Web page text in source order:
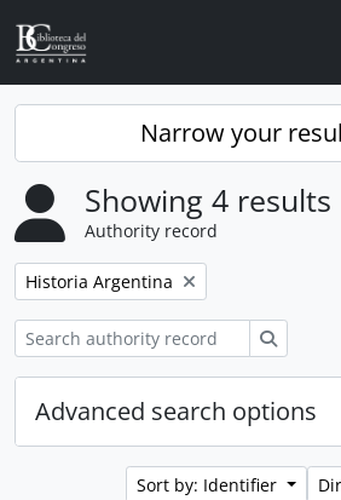
Skip to main content
Narrow your
Showing 4 results
Authority record
Remove filter:
Historia Argentina
Advanced search options
Sort by: Identifier